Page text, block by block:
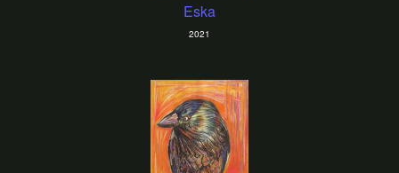
Eska
2021